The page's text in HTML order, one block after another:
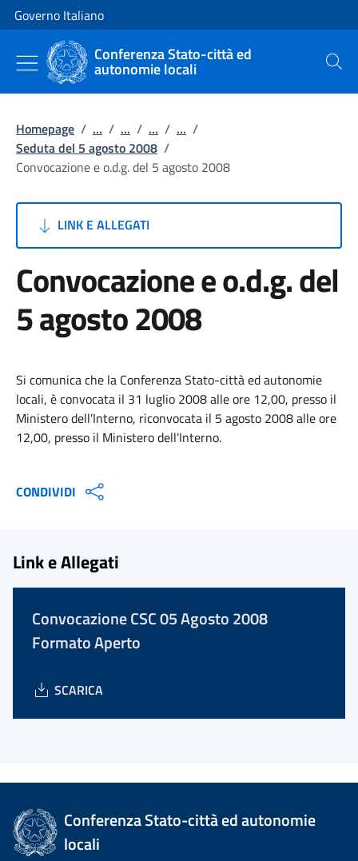
Vai al contenuto
Vai alla navigazione del sito
Governo Italiano
Conferenza Stato-città ed
autonomie locali Cerca
Homepage / ... / ... / ... / ... /
Seduta del 5 agosto 2008 /
Convocazione e o.d.g. del 5 agosto 2008
LINK E ALLEGATI
Convocazione e o.d.g. del
5 agosto 2008
Si comunica che la Conferenza Stato-città ed autonomie
locali, è convocata il 31 luglio 2008 alle ore 12,00, presso il
Ministero dell’Interno, riconvocata il 5 agosto 2008 alle ore
12,00, presso il Ministero dell'Interno.
CONDIVIDI
Link e Allegati
Convocazione CSC 05 Agosto 2008
Formato Aperto
SCARICA
Conferenza Stato-città ed autonomie
locali